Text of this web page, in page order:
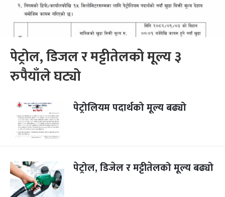
पेट्रोल, डिजल र मट्टीतेलको मूल्य ३
रुपैयाँले घट्यो
पेट्रोलियम पदार्थको मूल्य बढ्यो
पेट्रोल, डिजेल र मट्टीतेलको मूल्य बढ्यो